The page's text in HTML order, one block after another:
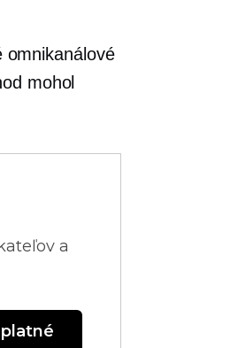
omnikanálové
mohol
a